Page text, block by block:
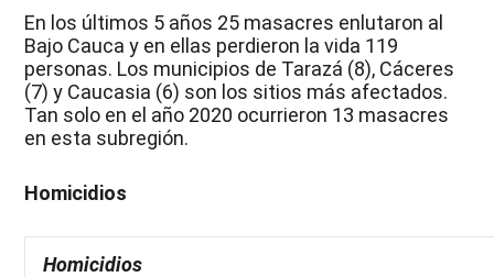
En los últimos 5 años 25 masacres enlutaron al
Bajo Cauca y en ellas perdieron la vida 119
personas. Los municipios de Tarazá (8), Cáceres
(7) y Caucasia (6) son los sitios más afectados.
Tan solo en el año 2020 ocurrieron 13 masacres
en esta subregión.
Homicidios
Homicidios